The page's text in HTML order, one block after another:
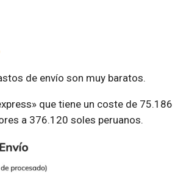
de envío son muy baratos.
que tiene un coste de 75.186
a 376.120 soles peruanos.